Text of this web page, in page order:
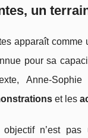
un
apparaît comme
pour sa
et les
objectif n’est pas